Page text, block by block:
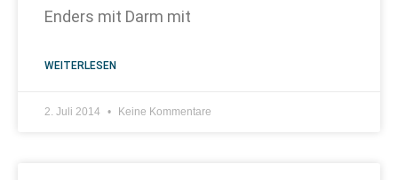
Enders mit Darm mit
WEITERLESEN
2. Juli 2014 Keine Kommentare